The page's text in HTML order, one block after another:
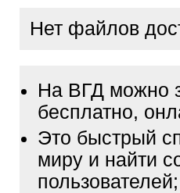
Нет файлов
На ВГД можно
бесплатно,
Это быстрый
миру и найти
пользователей;